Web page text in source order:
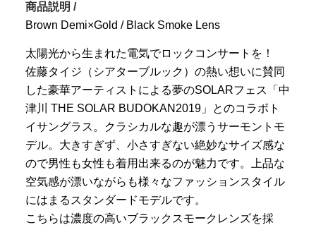
商品説明 /
Brown Demi×Gold / Black Smoke Lens
太陽光から生まれた電気でロックコンサートを！
佐藤タイジ（シアターブルック）の熱い想いに賛同
した豪華アーティストによる夢のSOLARフェス「中
津川 THE SOLAR BUDOKAN2019」とのコラボト
イサングラス。クラシカルな趣が漂うサーモントモ
デル。大きすぎず、小さすぎない絶妙なサイズ感な
ので男性も女性も着用出来るのが魅力です。上品な
空気感が漂いながらも様々なファッションスタイル
にはまるスタンダードモデルです。
こちらは濃度の高いブラックスモークレンズを採